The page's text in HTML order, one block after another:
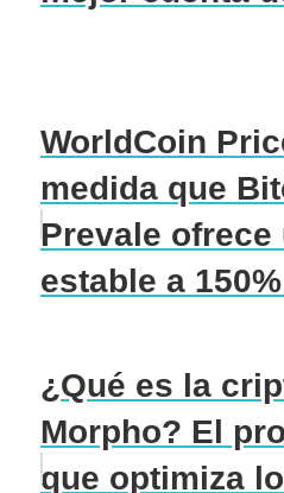
WorldCoin
medida que
Prevale ofrece
estable a
¿Qué es la
Morpho? El
que optimiza